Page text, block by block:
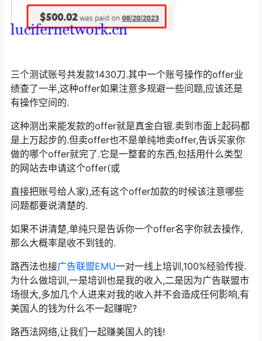
三个测试账号共发款1430刀.其中一个账号操作的offer业
绩查了一半,这种offer如果注意多规避一些问题,应该还是
有操作空间的.
这种测出来能发款的offer就是真金白银.卖到市面上起码都
是上万起步的.但卖offer也不是单纯地卖offer,告诉买家你
做的哪个offer就完了.它是一整套的东西,包括用什么类型
的网站去申请这个offer(或
直接把账号给人家),还有这个offer加款的时候该注意哪些
问题都要说清楚的.
如果不讲清楚,单纯只是告诉你一个offer名字你就去操作,
那么大概率是收不到钱的.
路西法也接广告联盟EMU一对一线上培训,100%经验传授.
为什么做培训,一是培训也是我的收入,二是因为广告联盟市
场很大,多加几个人进来对我的收入并不会造成任何影响,有
美国人的钱为什么不一起赚呢?
路西法网络,让我们一起赚美国人的钱!